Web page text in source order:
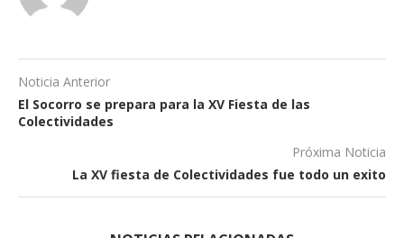
Noticia Anterior
El Socorro se prepara para la XV Fiesta de las
Colectividades
Próxima Noticia
La XV fiesta de Colectividades fue todo un exito